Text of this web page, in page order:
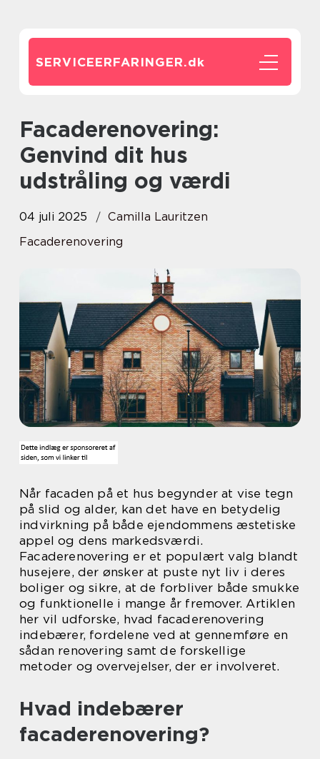
SERVICEERFARINGER.dk
Facaderenovering:
Genvind dit hus
udstråling og værdi
04 juli 2025
Camilla Lauritzen
Facaderenovering
Når facaden på et hus begynder at vise tegn
på slid og alder, kan det have en betydelig
indvirkning på både ejendommens æstetiske
appel og dens markedsværdi.
Facaderenovering er et populært valg blandt
husejere, der ønsker at puste nyt liv i deres
boliger og sikre, at de forbliver både smukke
og funktionelle i mange år fremover. Artiklen
her vil udforske, hvad facaderenovering
indebærer, fordelene ved at gennemføre en
sådan renovering samt de forskellige
metoder og overvejelser, der er involveret.
Hvad indebærer
facaderenovering?